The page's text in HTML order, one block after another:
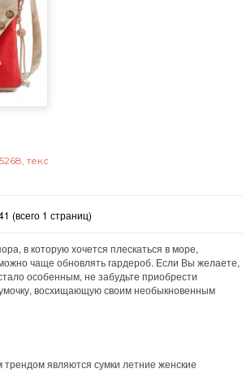
текстиль, красная
(всего 1 страниц)
в которую хочется плескаться в море,
чаще обновлять гардероб. Если Вы желаете,
особенным, не забудьте приобрести
восхищающую своим необыкновенным
трендом являются сумки летние женские